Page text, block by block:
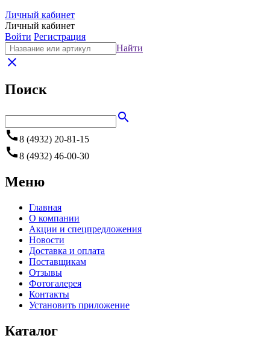
Личный кабинет
Личный кабинет
Войти Регистрация
Найти
close
Поиск
search
call8 (4932) 20-81-15
call8 (4932) 46-00-30
Меню
Главная
О компании
Акции и спецпредложения
Новости
Доставка и оплата
Поставщикам
Отзывы
Фотогалерея
Контакты
Установить приложение
Каталог